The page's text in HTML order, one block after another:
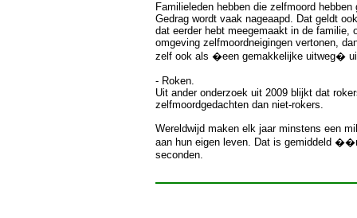
Familieleden hebben die zelfmoord hebben
Gedrag wordt vaak nageaapd. Dat geldt
dat eerder hebt meegemaakt in de familie,
omgeving zelfmoordneigingen vertonen,
zelf ook als �een gemakkelijke uitweg�
- Roken.
Uit ander onderzoek uit 2009 blijkt dat
zelfmoordgedachten dan niet-rokers.
Wereldwijd maken elk jaar minstens een
aan hun eigen leven. Dat is gemiddeld
seconden.